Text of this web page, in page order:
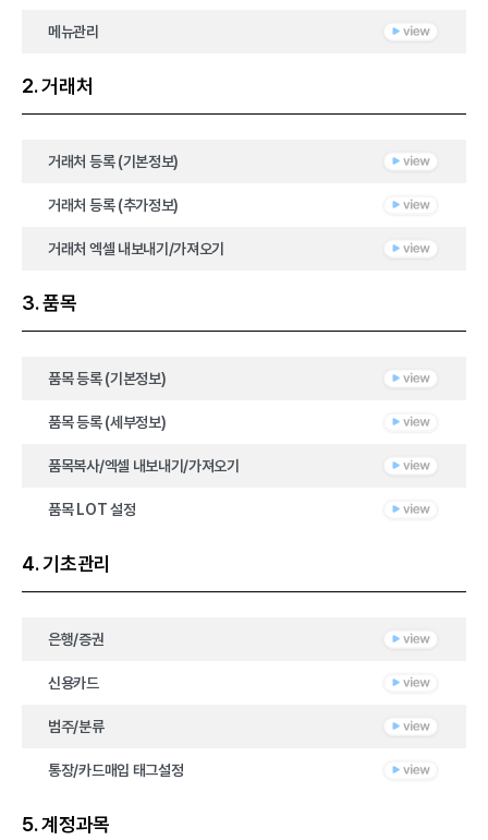
메뉴관리
2. 거래처
거래처 등록 (기본정보)
거래처 등록 (추가정보)
거래처 엑셀 내보내기/가져오기
3. 품목
품목 등록 (기본정보)
품목 등록 (세부정보)
품목복사/엑셀 내보내기/가져오기
품목 LOT 설정
4. 기초관리
은행/증권
신용카드
범주/분류
통장/카드매입 태그설정
5. 계정과목